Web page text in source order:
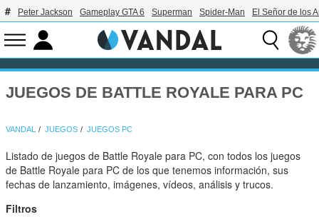
Peter Jackson Gameplay GTA 6 Superman Spider-Man El Señor de los
JUEGOS DE BATTLE ROYALE PARA PC
VANDAL JUEGOS JUEGOS PC
Listado de juegos de Battle Royale para PC, con todos los juegos
de Battle Royale para PC de los que tenemos información, sus
fechas de lanzamiento, imágenes, vídeos, análisis y trucos.
Filtros